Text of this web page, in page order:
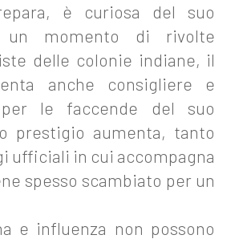
è curiosa del suo
un momento di rivolte
delle colonie indiane, il
anche consigliere e
le faccende del suo
prestigio aumenta, tanto
ufficiali in cui accompagna
spesso scambiato per un
e influenza non possono